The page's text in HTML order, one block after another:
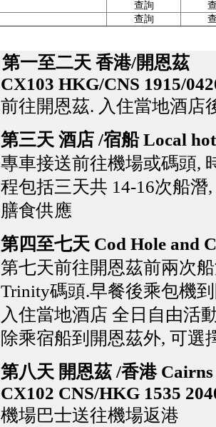
查詢
查詢
第一至二天 香港/開恩茲
CX103 HKG/CNS 1915/
前往開恩茲. 入住當地酒店
第三天 酒店 /宿船 Local
專車接送前往機場或碼頭,
程包括三天共 14-16次船潛
膳食供應
第四至七天 Cod Hole and
第七天前往開恩茲前兩次
Trinity碼頭.早餐後乘包機
入住當地酒店 全日自由活
除乘宿船到開恩茲外, 可選
第八天 開恩茲 /香港
CX102 CNS/HKG 1535
機場巴士送往機場返港